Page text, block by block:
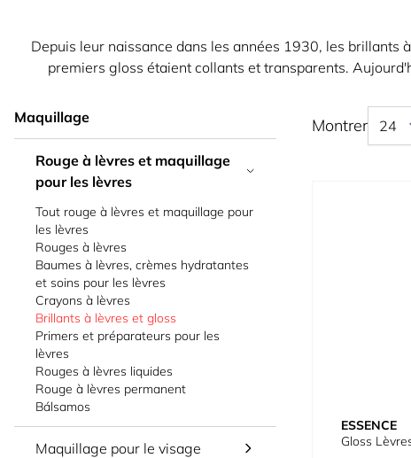
Depuis leur naissance dans les années 1930, les brillants
premiers gloss étaient collants et transparents.
Maquillage
Rouge à lèvres et maquillage
pour les lèvres
Tout rouge à lèvres et maquillage pour
les lèvres
Rouges à lèvres
Baumes à lèvres, crèmes hydratantes
et soins pour les lèvres
Crayons à lèvres
Brillants à lèvres et gloss
Primers et préparateurs pour les
lèvres
Rouges à lèvres liquides
Rouge à lèvres permanent
Bálsamos
Maquillage pour le visage
Montrer
ESSENCE
Gloss